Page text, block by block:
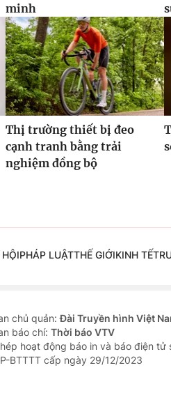
minh
Thị trường thiết bị đeo
cạnh tranh bằng trải
nghiệm đồng bộ
PHÁP LUẬTTHẾ GIỚIKINH TẾ
chủ quản:Đài Truyền hình Việt
báo chí: Thời báo VTV
hoạt động báo in và báo điện tử
BTTTT cấp ngày 29/12/2023